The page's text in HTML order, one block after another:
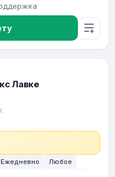
Лавке
Ежедневно Любое